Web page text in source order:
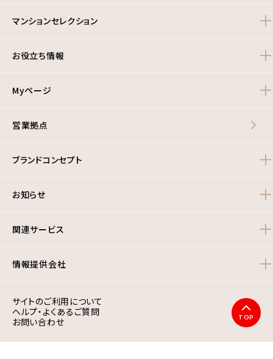
マンションセレクション
お役立ち情報
Myページ
営業拠点
ブランドコンセプト
お知らせ
関連サービス
情報提供会社
サイトのご利用について
ヘルプ・よくあるご質問
お問い合わせ
TOP